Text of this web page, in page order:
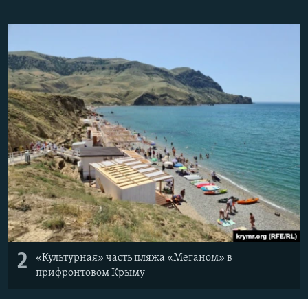
2
«Культурная» часть пляжа «Меганом» в
прифронтовом Крыму